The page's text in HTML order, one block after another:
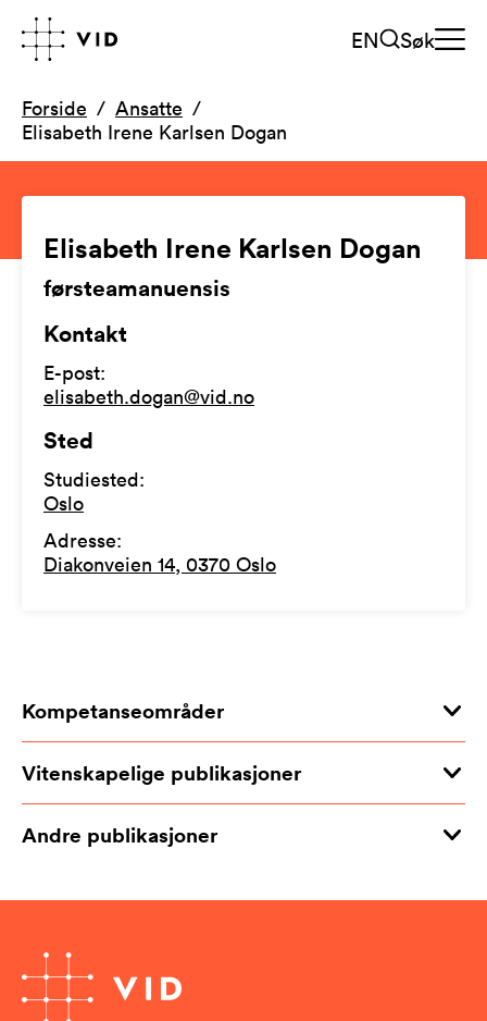
EN Søk
Forside
Ansatte
Elisabeth Irene Karlsen Dogan
Elisabeth Irene Karlsen Dogan
førsteamanuensis
Kontakt
E-post:
elisabeth.dogan@vid.no
Sted
Studiested:
Oslo
Adresse:
Diakonveien 14, 0370 Oslo
Kompetanseområder
Vitenskapelige publikasjoner
Andre publikasjoner